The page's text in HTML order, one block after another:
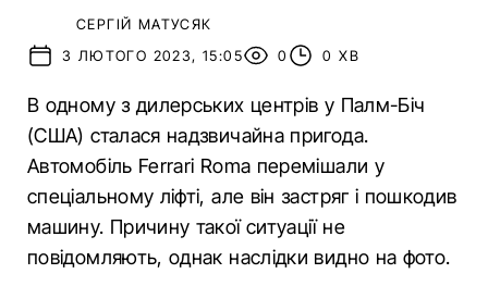
СЕРГІЙ МАТУСЯК
3 ЛЮТОГО 2023, 15:05
0 0 ХВ
В одному з дилерських центрів у Палм-Біч
(США) сталася надзвичайна пригода.
Автомобіль Ferrari Roma перемішали у
спеціальному ліфті, але він застряг і пошкодив
машину. Причину такої ситуації не
повідомляють, однак наслідки видно на фото.